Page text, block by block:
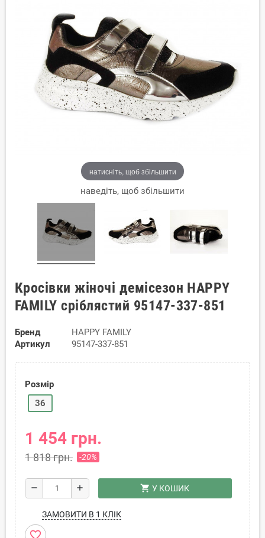
натисніть, щоб збільшити
наведіть, щоб збільшити
Кросівки жіночі демісезон HAPPY
FAMILY сріблястий 95147-337-851
Бренд
HAPPY FAMILY
Артикул
95147-337-851
Розмір
36
1 454 грн.
1 818 грн. -20%
remove add shopping_cart У КОШИК
ЗАМОВИТИ В 1 КЛІК
favorite_border